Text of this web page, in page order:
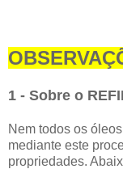
1 - Sobre o
Nem todos os
mediante este
propriedades.